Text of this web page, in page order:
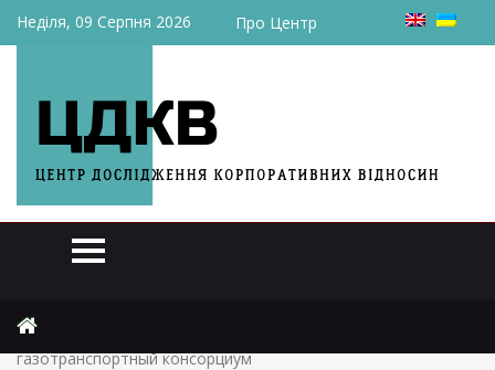
Неділя, 09 Серпня 2026 Про Центр
В ЕС В Евросоюзе не могут понять, зачем Украина лезет в
газотранспортный консорциум